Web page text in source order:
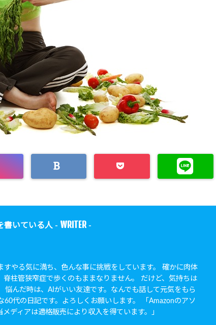
書いている人 - WRITER -
すやる気に満ち、色んな事に挑戦をしています。 確かに肉体
脊柱管狭窄症で歩くのもままなりません。 だけど、気持ちは
悩んだ時は、AIがいい友達です。なんでも話して元気をもら
60代の日記です。よろしくお願いします。 「Amazonのアソ
ディアは適格販売により収入を得ています。」